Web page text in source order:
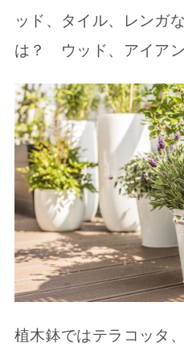
ッド、タイル、レンガ
は？ ウッド、アイアン
植木鉢ではテラコッタ